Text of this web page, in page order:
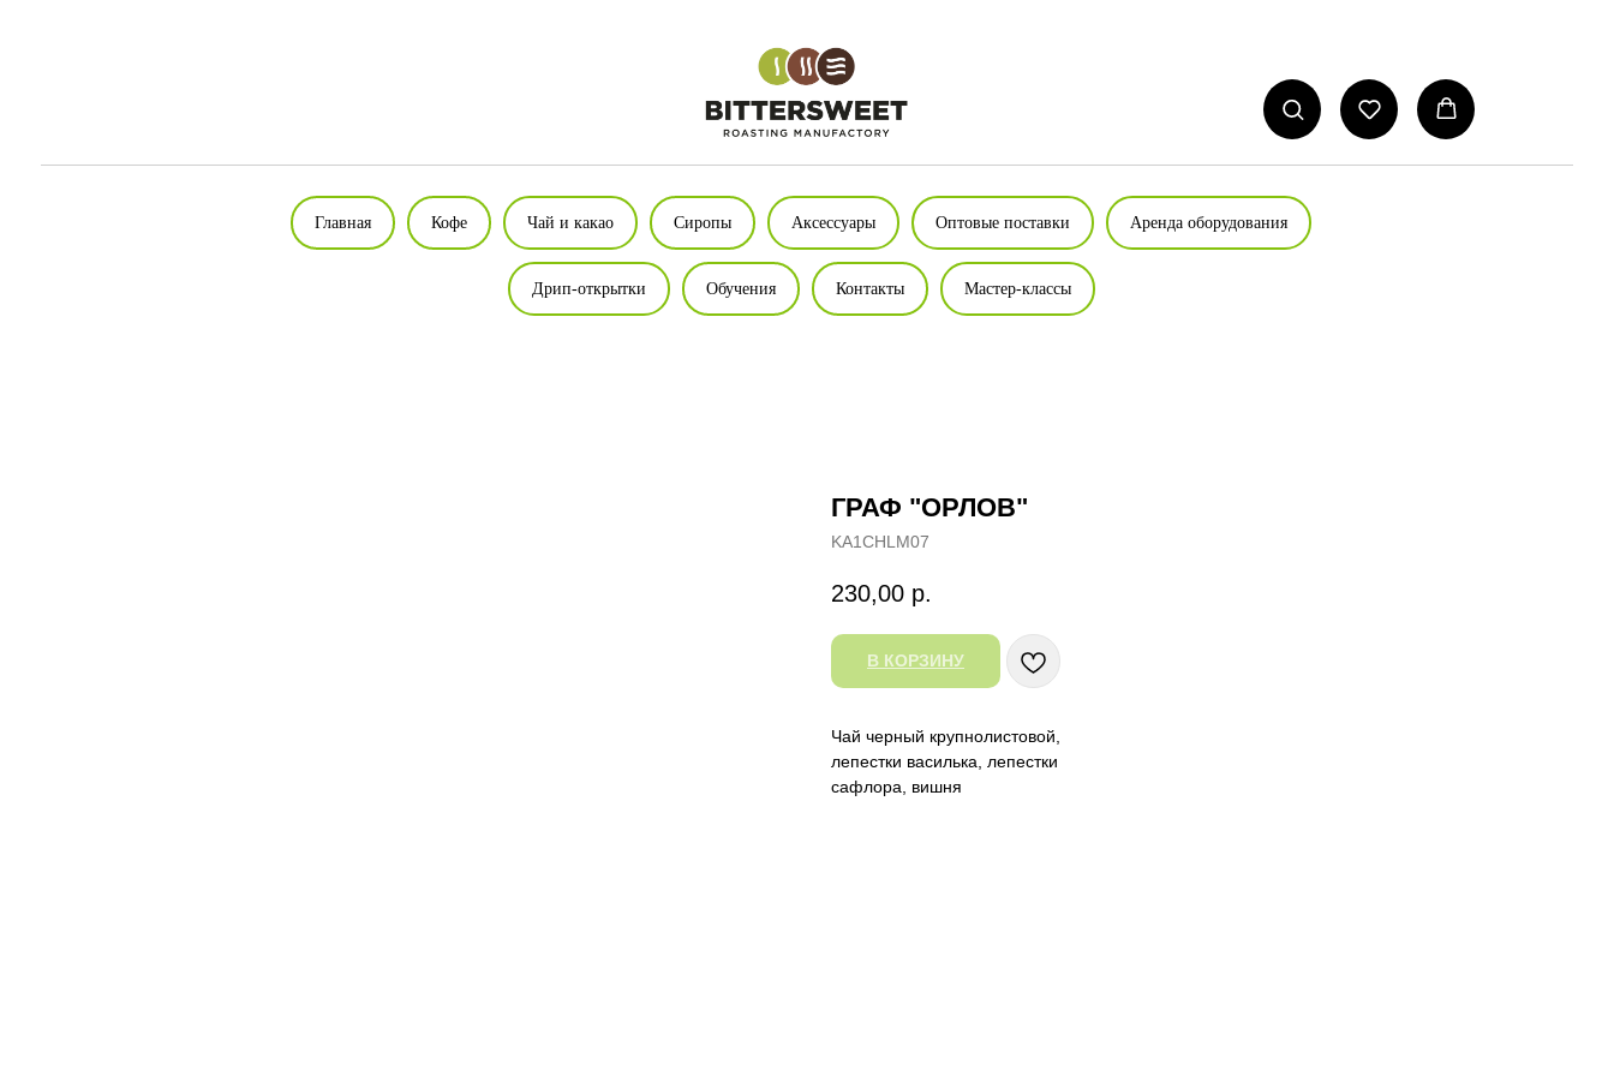
Главная Кофе Чай и какао Сиропы Аксессуары Оптовые поставки Аренда оборудования
Дрип-открытки Обучения Контакты Мастер-классы
ГРАФ "ОРЛОВ"
KA1CHLM07
230,00 р.
В КОРЗИНУ
Чай черный крупнолистовой,
лепестки василька, лепестки
сафлора, вишня